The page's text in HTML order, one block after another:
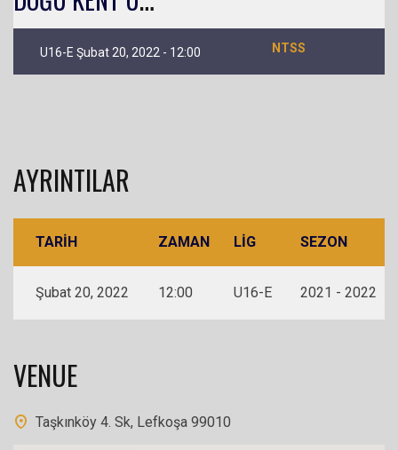
U16-E Şubat 20, 2022 - 12:00 NTSS
AYRINTILAR
TARIH ZAMAN LIG SEZON
Şubat 20, 2022 12:00 U16-E 2021 - 2022
VENUE
Taşkınköy 4. Sk, Lefkoşa 99010